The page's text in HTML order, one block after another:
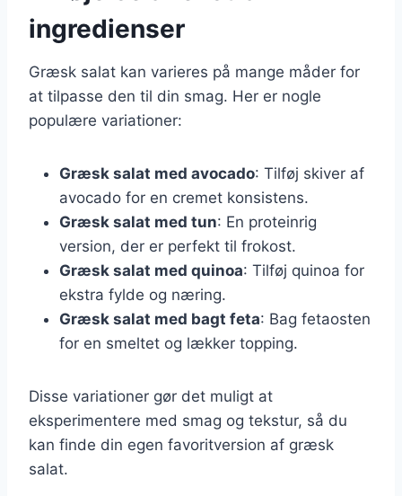
ingredienser
Græsk salat kan varieres på mange måder for
at tilpasse den til din smag. Her er nogle
populære variationer:
Græsk salat med avocado: Tilføj skiver af
avocado for en cremet konsistens.
Græsk salat med tun: En proteinrig
version, der er perfekt til frokost.
Græsk salat med quinoa: Tilføj quinoa for
ekstra fylde og næring.
Græsk salat med bagt feta: Bag fetaosten
for en smeltet og lækker topping.
Disse variationer gør det muligt at
eksperimentere med smag og tekstur, så du
kan finde din egen favoritversion af græsk
salat.